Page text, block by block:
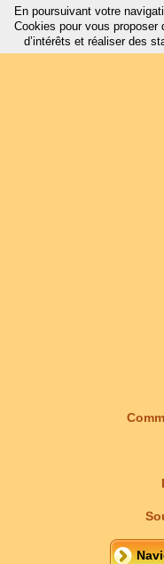
En poursuivant votre
Cookies pour vous
d’intérêts et réaliser des